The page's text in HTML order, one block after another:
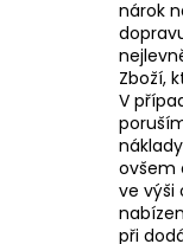
nárok
Zboží,
V
ovšem
ve výši
při